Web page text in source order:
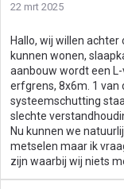
22 mrt 2025
Hallo, wij willen
kunnen wonen,
aanbouw wordt een
erfgrens, 8x6m. 1 van
systeemschutting
slechte
Nu kunnen we
metselen maar ik
zijn waarbij wij niets